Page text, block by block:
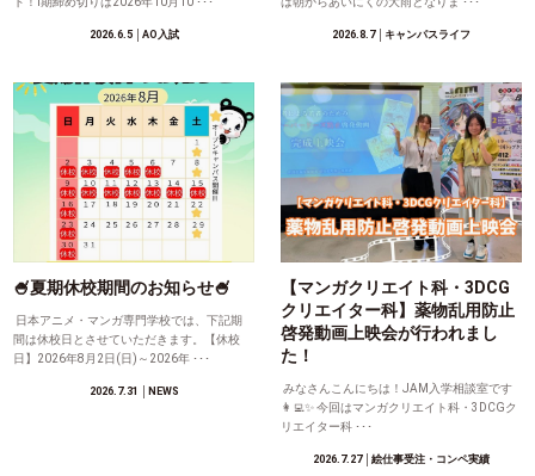
2026.6.5│AO入試 2026.8.7│キャンパスライフ
🍧夏期休校期間のお知らせ🍧
日本アニメ・マンガ専門学校では、下記期
間は休校日とさせていただきます。【休校
日】2026年8月2日(日)～2026年 ･･･
2026.7.31 │NEWS
【マンガクリエイト科・3DCG
クリエイター科】薬物乱用防止
啓発動画上映会が行われまし
た！
みなさんこんにちは！JAM入学相談室です
👩‍💻✨ 今回はマンガクリエイト科・3DCGク
リエイター科 ･･･
2026.7.27│絵仕事受注・コンペ実績